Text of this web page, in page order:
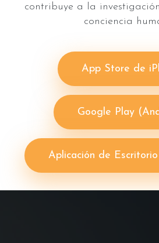
contribuye a la
conciencia
App Store de
Google Play
Aplicación de